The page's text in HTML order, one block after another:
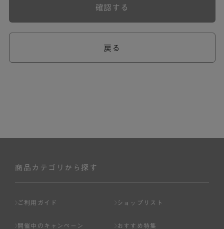
戻る
確認する
商品カテゴリから探す
ご利用ガイド ショップリスト
開催中のキャンペーン おすすめ特集